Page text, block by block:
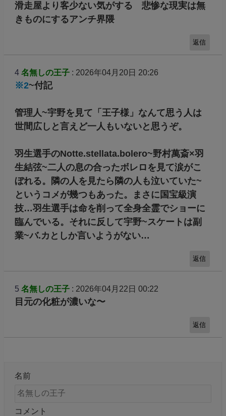
滑走屋より客少ない気がする 悲惨な現実は無
きものにするアンチ界隈
返信
4 名無しの王子: 2026年04月20日 20:26
※2~付記
管理人~宇野を見て「王子様」なんて思う人は
世間広しと言えど一人もいないと思うぞ。
羽生選手のNotte.stellata.bolero~野村萬斎×羽
生結弦~二人の息の合ったボレロを見て涙がこ
ぼれる。隣の人を見たら隣の人も泣いていた~
というコメが幾つもあった。まさに国宝級演
技…羽生選手は命を削って全身全霊でショーに
臨んでいる。それに反して宇野~スケートは副
業~バ.カとしか言いようがない…
返信
5 名無しの王子: 2026年04月22日 00:22
目元の化粧が濃いな〜
返信
名前
コメント